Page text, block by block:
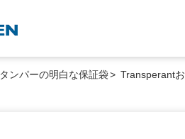
タンパーの明白な保証袋> Transperant